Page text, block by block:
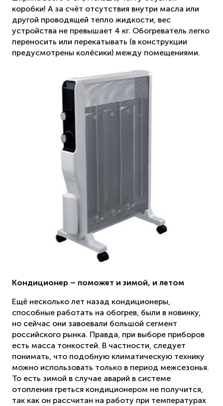
коробки! А за счёт отсутствия внутри масла или
другой проводящей тепло жидкости, вес
устройства не превышает 4 кг. Обогреватель легко
переносить или перекатывать (в конструкции
предусмотрены колёсики) между помещениями.
Кондиционер – поможет и зимой, и летом
Ещё несколько лет назад кондиционеры,
способные работать на обогрев, были в новинку,
но сейчас они завоевали большой сегмент
российского рынка. Правда, при выборе приборов
есть масса тонкостей. В частности, следует
понимать, что подобную климатическую технику
можно использовать только в период межсезонья.
То есть зимой в случае аварий в системе
отопления греться кондиционером не получится,
так как он рассчитан на работу при температурах